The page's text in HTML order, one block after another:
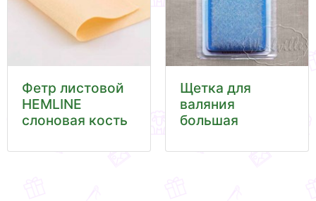
Фетр листовой
HEMLINE
слоновая кость
Щетка для
валяния
большая